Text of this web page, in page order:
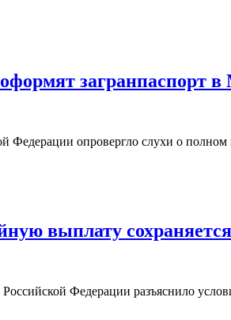
загранпаспорт
Федерации опровергло слухи о
выплату
Федерации разъяснило